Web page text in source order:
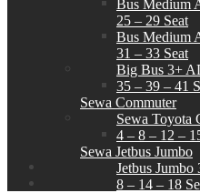
Bus Medium
25 – 29 Seat
Bus Medium
31 – 33 Seat
Big Bus 3+
35 – 39 – 41
Sewa Commuter
Sewa Toyota
4 – 8 – 12 –
Sewa Jetbus Jumbo
Jetbus
8 – 14 – 18